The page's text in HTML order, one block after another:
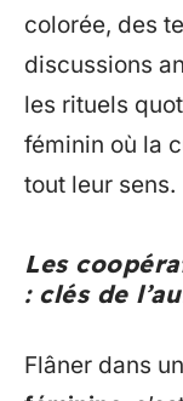
colorée, des
discussions
les rituels
féminin où la
tout leur sens.
Les
: clés de
Flâner dans